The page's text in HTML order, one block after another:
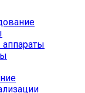
аппараты